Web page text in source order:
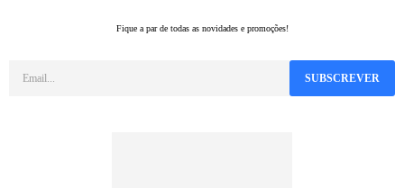
Fique a par de todas as novidades e promoções!
SUBSCREVER